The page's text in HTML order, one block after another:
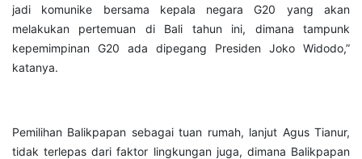
jadi komunike bersama kepala negara G20 yang akan
melakukan pertemuan di Bali tahun ini, dimana tampunk
kepemimpinan G20 ada dipegang Presiden Joko Widodo,”
katanya.
Pemilihan Balikpapan sebagai tuan rumah, lanjut Agus Tianur,
tidak terlepas dari faktor lingkungan juga, dimana Balikpapan